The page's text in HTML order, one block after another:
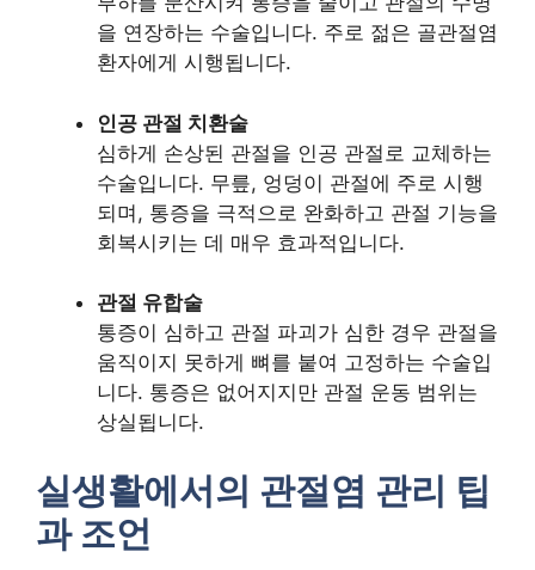
을 연장하는 수술입니다. 주로 젊은 골관절염
환자에게 시행됩니다.
인공 관절 치환술
심하게 손상된 관절을 인공 관절로 교체하는
수술입니다. 무릎, 엉덩이 관절에 주로 시행
되며, 통증을 극적으로 완화하고 관절 기능을
회복시키는 데 매우 효과적입니다.
관절 유합술
통증이 심하고 관절 파괴가 심한 경우 관절을
움직이지 못하게 뼈를 붙여 고정하는 수술입
니다. 통증은 없어지지만 관절 운동 범위는
상실됩니다.
실생활에서의 관절염 관리 팁
과 조언